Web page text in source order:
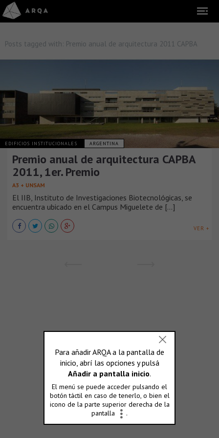
Posts tagged with: Premio anual de arquitectura 2011 CAPBA
EDIFICIOS INSTITUCIONALES ARGENTINA
Premio anual de arquitectura CAPBA
2011, 1er. Premio
A3 + UNSAM
El IIB, Instituto de Investigaciones Biotecnológicas, se
encuentra ubicado en el Campus Miguelete de [...]
VER +